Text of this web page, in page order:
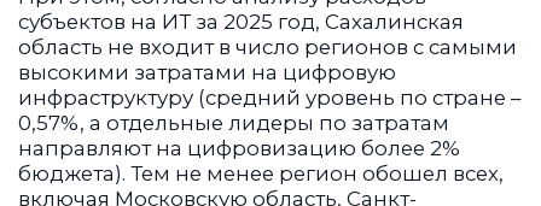
субъектов на ИТ за 2025 год, Сахалинская
область не входит в число регионов с самыми
высокими затратами на цифровую
инфраструктуру (средний уровень по стране –
0,57%, а отдельные лидеры по затратам
направляют на цифровизацию более 2%
бюджета). Тем не менее регион обошел всех,
включая Московскую область, Санкт-